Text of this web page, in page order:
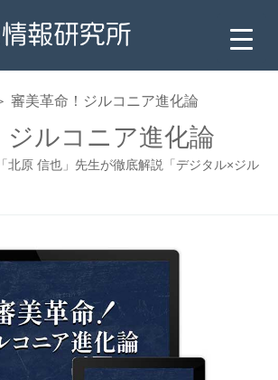
審美革命！ジルコニア進化論
ジルコニア進化論
北原 信也」先生が徹底解説「デジタル×ジル